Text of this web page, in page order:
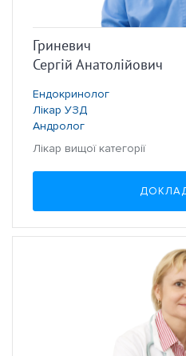
Гриневич
Сергій Анатолійович
Ендокринолог
Лікар УЗД
Андролог
Лікар вищої категорії